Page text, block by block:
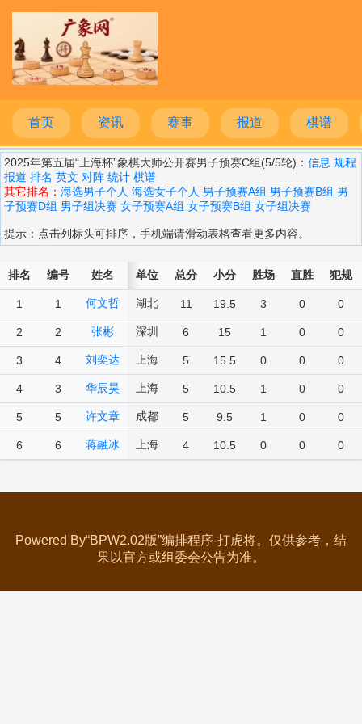
首页 资讯 赛事 报道 棋谱
2025年第五届“上海杯”象棋大师公开赛男子预赛C组(5/5轮)： 信息 规程
报道 排名 英文 对阵 统计 棋谱
其它排名： 海选男子个人 海选女子个人 男子预赛A组 男子预赛B组 男
子预赛D组 男子组决赛 女子预赛A组 女子预赛B组 女子组决赛
提示：点击列标头可排序，手机端请滑动表格查看更多内容。
排名 编号 姓名 单位 总分 小分 胜场 直胜 犯规
1 1 何文哲 湖北 11 19.5 3 0 0
2 2 张彬 深圳 6 15 1 0 0
3 4 刘奕达 上海 5 15.5 0 0 0
4 3 华辰昊 上海 5 10.5 1 0 0
5 5 许文章 成都 5 9.5 1 0 0
6 6 蒋融冰 上海 4 10.5 0 0 0
Powered By“BPW2.02版”编排程序-打虎将。仅供参考，结
果以官方或组委会公告为准。